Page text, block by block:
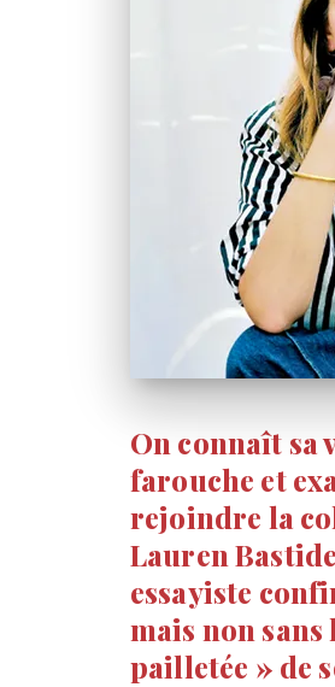
On connaît sa
farouche et
rejoindre la
Lauren
essayiste
mais non
pailletée » de